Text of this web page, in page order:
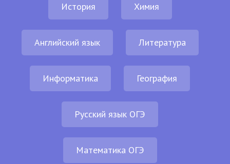
История Химия
Английский язык Литература
Информатика География
Русский язык ОГЭ
Математика ОГЭ